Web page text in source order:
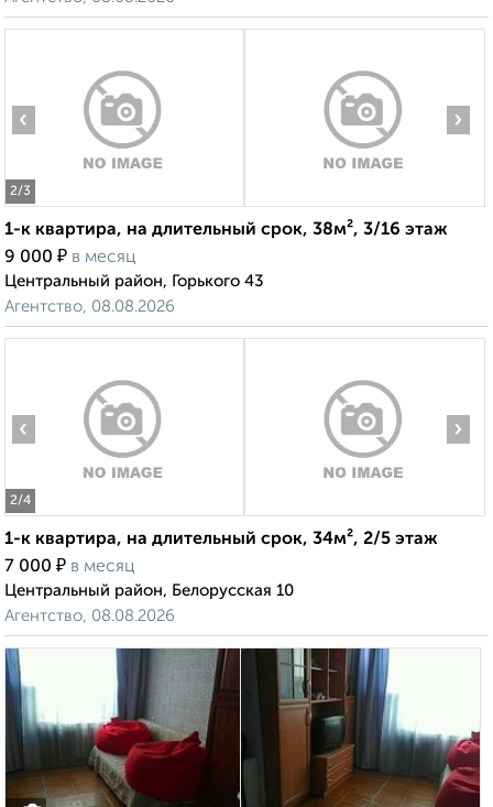
2/3
‹ ›
1-к квартира, на длительный срок, 38м², 3/16 этаж
9 000 ₽ в месяц
Центральный район, Горького 43
Агентство, 08.08.2026
2/4
‹ ›
1-к квартира, на длительный срок, 34м², 2/5 этаж
7 000 ₽ в месяц
Центральный район, Белорусская 10
Агентство, 08.08.2026